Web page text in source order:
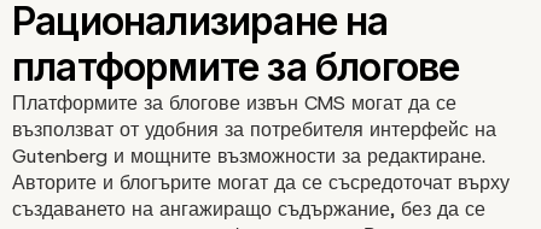
Платформите за блогове извън CMS могат да се
възползват от удобния за потребителя интерфейс на
Gutenberg и мощните възможности за редактиране.
Авторите и блогърите могат да се съсредоточат върху
създаването на ангажиращо съдържание, без да се